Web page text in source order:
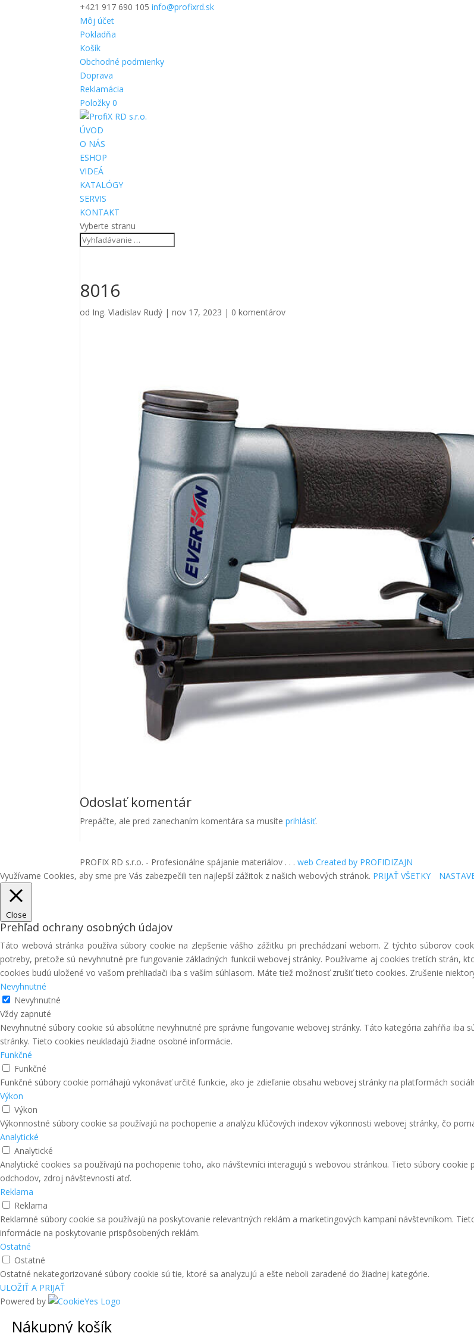
+421 917 690 105 info@profixrd.sk
Môj účet
Pokladňa
Košík
Obchodné podmienky
Doprava
Reklamácia
Položky 0
ÚVOD
O NÁS
ESHOP
VIDEÁ
KATALÓGY
SERVIS
KONTAKT
Vyberte stranu
8016
od Ing. Vladislav Rudý |nov 17, 2023 | 0 komentárov
Odoslať komentár
Prepáčte, ale pred zanechaním komentára sa musíteprihlásiť.
PROFIX RD s.r.o. - Profesionálne spájanie materiálov . . .web Created by PROFIDIZAJN
Využívame Cookies, aby sme pre Vás zabezpečili ten najlepší zážitok z našich webových stránok. PRIJAŤ VŠETKY
Close
Prehľad ochrany osobných údajov
Táto webová stránka používa súbory cookie na zlepšenie vášho zážitku pri prechádzaní webom. Z týchto súborov
potreby, pretože sú nevyhnutné pre fungovanie základných funkcií webovej stránky. Používame aj cookies tretích strán,
cookies budú uložené vo vašom prehliadači iba s vaším súhlasom. Máte tiež možnosť zrušiť tieto cookies. Zrušenie
Nevyhnutné
Nevyhnutné
Vždy zapnuté
Nevyhnutné súbory cookie sú absolútne nevyhnutné pre správne fungovanie webovej stránky. Táto kategória zahŕňa iba
stránky. Tieto cookies neukladajú žiadne osobné informácie.
Funkčné
Funkčné
Funkčné súbory cookie pomáhajú vykonávať určité funkcie, ako je zdieľanie obsahu webovej stránky na platformách
Výkon
Výkon
Výkonnostné súbory cookie sa používajú na pochopenie a analýzu kľúčových indexov výkonnosti webovej stránky, čo
Analytické
Analytické
Analytické cookies sa používajú na pochopenie toho, ako návštevníci interagujú s webovou stránkou. Tieto súbory
odchodov, zdroj návštevnosti atď.
Reklama
Reklama
Reklamné súbory cookie sa používajú na poskytovanie relevantných reklám a marketingových kampaní návštevníkom.
informácie na poskytovanie prispôsobených reklám.
Ostatné
Ostatné
Ostatné nekategorizované súbory cookie sú tie, ktoré sa analyzujú a ešte neboli zaradené do žiadnej kategórie.
ULOŽIŤ A PRIJAŤ
Powered by
Nákupný košík